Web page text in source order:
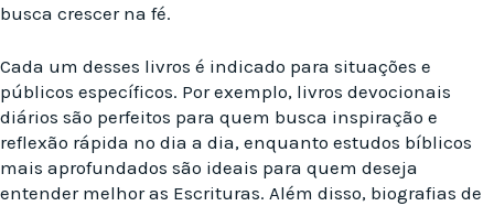
busca crescer na fé.
Cada um desses livros é indicado para situações e
públicos específicos. Por exemplo, livros devocionais
diários são perfeitos para quem busca inspiração e
reflexão rápida no dia a dia, enquanto estudos bíblicos
mais aprofundados são ideais para quem deseja
entender melhor as Escrituras. Além disso, biografias de